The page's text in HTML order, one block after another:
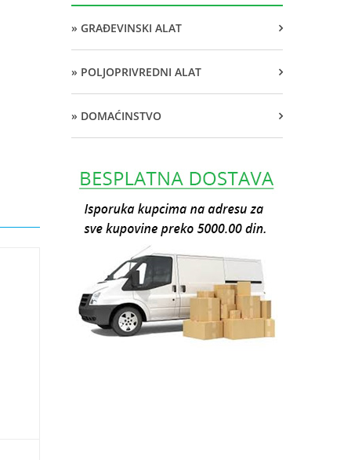
» GRAĐEVINSKI ALAT
» POLJOPRIVREDNI ALAT
» DOMAĆINSTVO